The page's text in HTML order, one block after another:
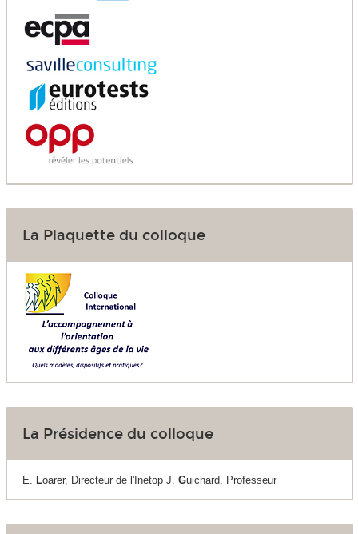
La Plaquette du colloque
La Présidence du colloque
E. Loarer, Directeur de l'Inetop J. Guichard, Professeur